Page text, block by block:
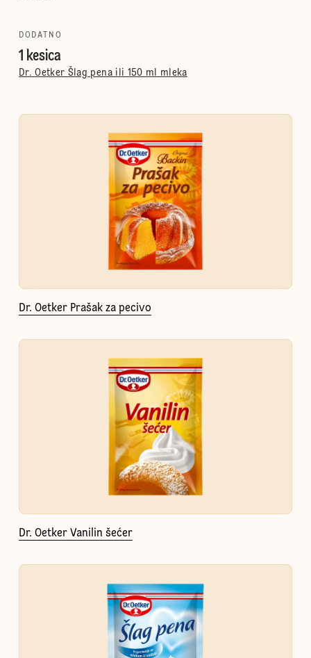
DODATNO
1 kesica
Dr. Oetker Šlag pena ili 150 ml mleka
Dr. Oetker Prašak za pecivo
Dr. Oetker Vanilin šećer